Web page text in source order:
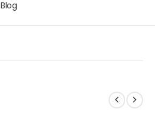
Blog